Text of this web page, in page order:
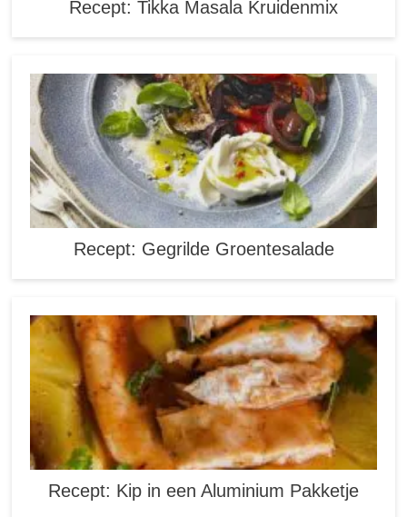
Recept: Tikka Masala Kruidenmix
Recept: Gegrilde Groentesalade
Recept: Kip in een Aluminium Pakketje